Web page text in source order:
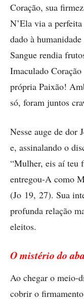
Coração, sua
N’Ela via a
dado à
Sangue rendia
Imaculado
própria Paixão!
só, foram juntos
Nesse auge de dor
e, assinalando o
“Mulher, eis aí teu
entregou-A como
(Jo 19, 27). Sua
profunda relação
eleitos.
O mistério do
Ao chegar o meio-
cobrir o